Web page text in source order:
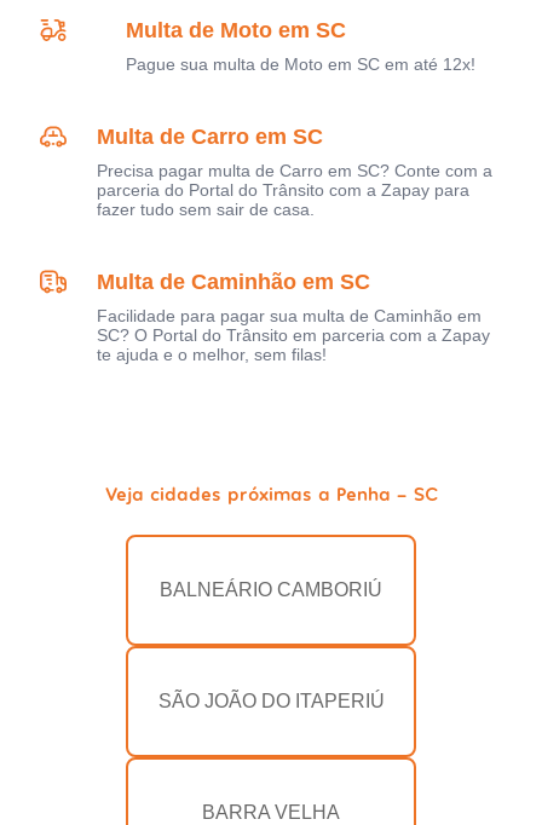
Multa de Moto em SC
Pague sua multa de Moto em SC em até 12x!
Multa de Carro em SC
Precisa pagar multa de Carro em SC? Conte com a
parceria do Portal do Trânsito com a Zapay para
fazer tudo sem sair de casa.
Multa de Caminhão em SC
Facilidade para pagar sua multa de Caminhão em
SC? O Portal do Trânsito em parceria com a Zapay
te ajuda e o melhor, sem filas!
Veja cidades próximas a Penha - SC
BALNEÁRIO CAMBORIÚ
SÃO JOÃO DO ITAPERIÚ
BARRA VELHA